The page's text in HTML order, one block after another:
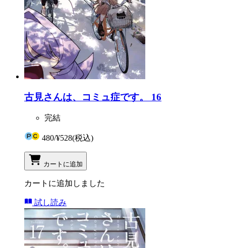
古見さんは、コミュ症です。 16
完結
480/¥528(税込)
カートに追加
カートに追加しました
試し読み